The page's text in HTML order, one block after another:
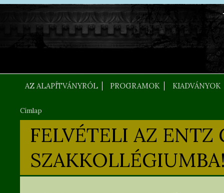
Ugrás a tartalomra
FEJLEC SZOVEG
AZ ALAPÍTVÁNYRÓL PROGRAMOK KIADVÁNYOK
Jelenlegi hely
Címlap
FELVÉTELI AZ ENTZ